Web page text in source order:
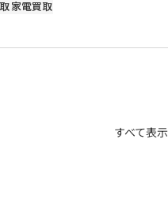
家電買取
すべて表示